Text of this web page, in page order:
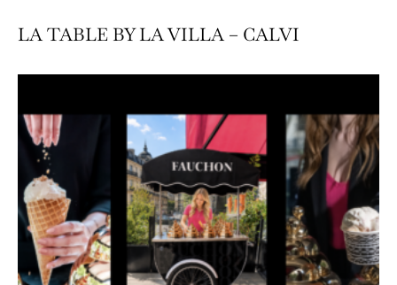
LA TABLE BY LA VILLA – CALVI